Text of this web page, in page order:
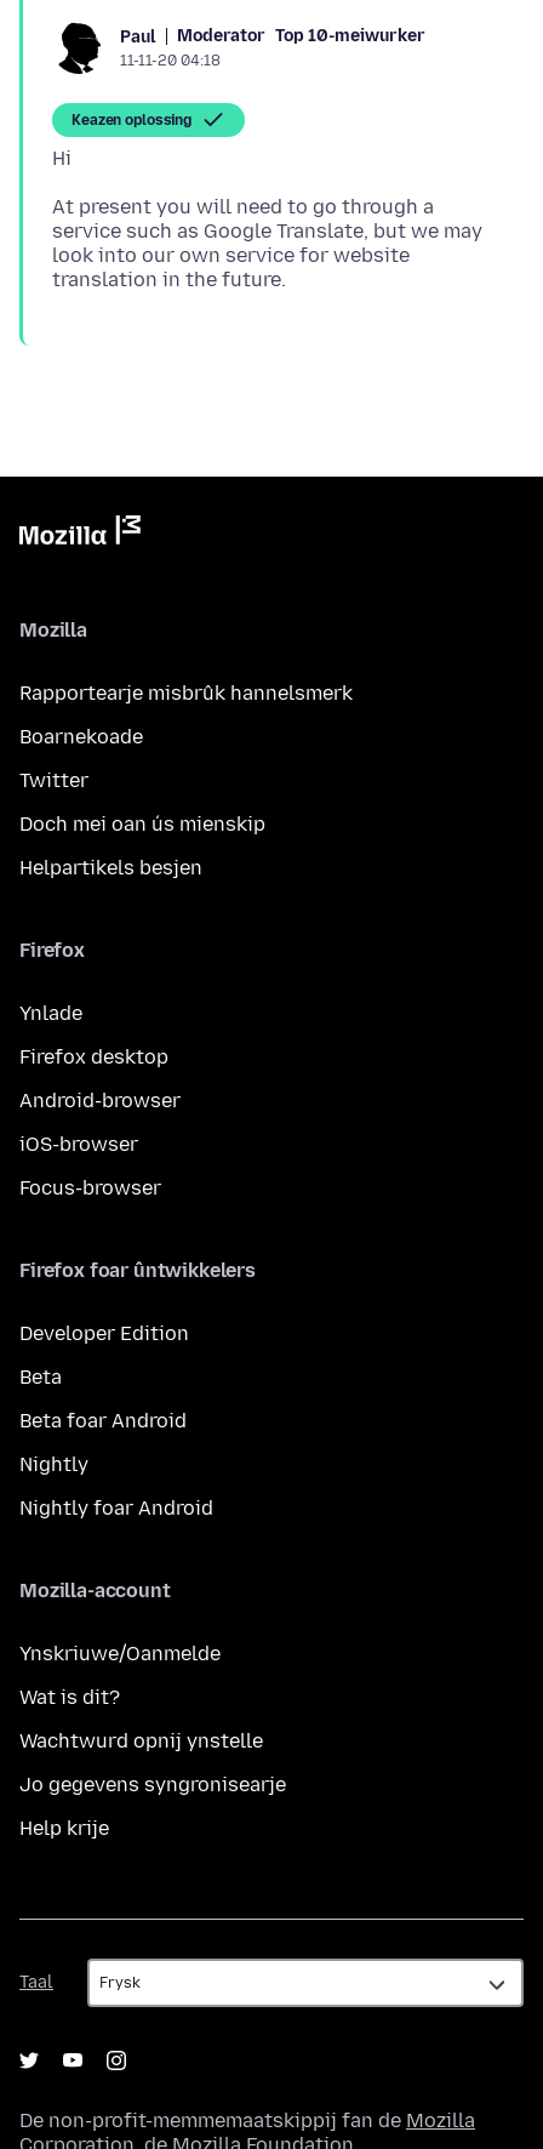
Paul Moderator Top 10-meiwurker
11-11-20 04:18
Keazen oplossing
At present you will need to go through a
service such as Google Translate, but we may
look into our own service for website
Mozilla
Rapportearje misbrûk hannelsmerk
Boarnekoade
Twitter
Doch mei oan ús mienskip
Helpartikels besjen
Firefox
Ynlade
Firefox desktop
Android-browser
iOS-browser
Focus-browser
Firefox foar ûntwikkelers
Developer Edition
Beta
Beta foar Android
Nightly
Nightly foar Android
Mozilla-account
Ynskriuwe/Oanmelde
Wat is dit?
Wachtwurd opnij ynstelle
Jo gegevens syngronisearje
Help krije
Taal
Taal
De non-profit-memmemaatskippij fan de Mozilla